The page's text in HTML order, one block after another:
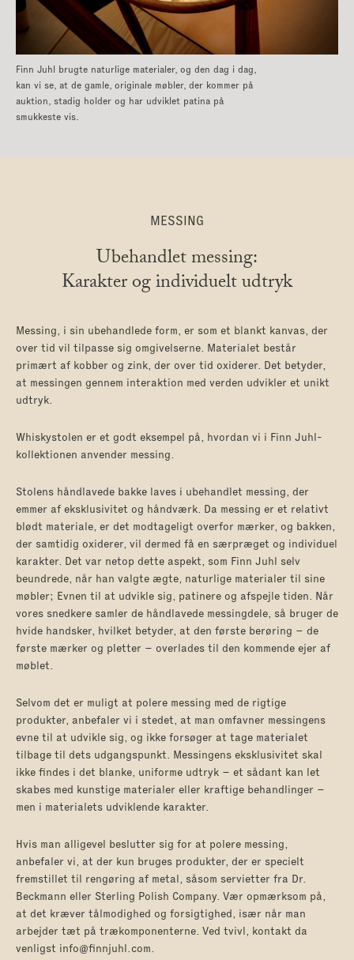
Finn Juhl brugte naturlige materialer, og den dag i dag,
kan vi se, at de gamle, originale møbler, der kommer på
auktion, stadig holder og har udviklet patina på
smukkeste vis.
MESSING
Ubehandlet messing:
Karakter og individuelt udtryk
Messing, i sin ubehandlede form, er som et blankt kanvas, der
over tid vil tilpasse sig omgivelserne. Materialet består
primært af kobber og zink, der over tid oxiderer. Det betyder,
at messingen gennem interaktion med verden udvikler et unikt
udtryk.
Whiskystolen er et godt eksempel på, hvordan vi i Finn Juhl-
kollektionen anvender messing.
Stolens håndlavede bakke laves i ubehandlet messing, der
emmer af eksklusivitet og håndværk. Da messing er et relativt
blødt materiale, er det modtageligt overfor mærker, og bakken,
der samtidig oxiderer, vil dermed få en særpræget og individuel
karakter. Det var netop dette aspekt, som Finn Juhl selv
beundrede, når han valgte ægte, naturlige materialer til sine
møbler; Evnen til at udvikle sig, patinere og afspejle tiden. Når
vores snedkere samler de håndlavede messingdele, så bruger de
hvide handsker, hvilket betyder, at den første berøring – de
første mærker og pletter – overlades til den kommende ejer af
møblet.
Selvom det er muligt at polere messing med de rigtige
produkter, anbefaler vi i stedet, at man omfavner messingens
evne til at udvikle sig, og ikke forsøger at tage materialet
tilbage til dets udgangspunkt. Messingens eksklusivitet skal
ikke findes i det blanke, uniforme udtryk – et sådant kan let
skabes med kunstige materialer eller kraftige behandlinger –
men i materialets udviklende karakter.
Hvis man alligevel beslutter sig for at polere messing,
anbefaler vi, at der kun bruges produkter, der er specielt
fremstillet til rengøring af metal, såsom servietter fra Dr.
Beckmann eller Sterling Polish Company. Vær opmærksom på,
at det kræver tålmodighed og forsigtighed, især når man
arbejder tæt på trækomponenterne. Ved tvivl, kontakt da
venligst info@finnjuhl.com.